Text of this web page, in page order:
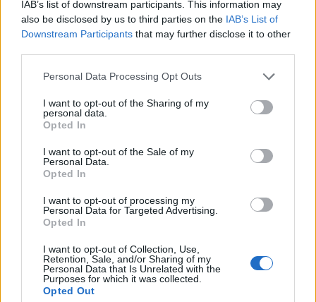
IAB’s list of downstream participants. This information may
also be disclosed by us to third parties on the IAB’s List of
Downstream Participants that may further disclose it to other
Please note that this website/app uses one or more Google
not limited to your visit or usage behaviour. You may click to
grant or deny consent to Google and its third-party tags to
use your data for below specified purposes in below Google
consent section.
Personal Data Processing Opt Outs
I want to opt-out of the Sharing of my
personal data.
Opted In
I want to opt-out of the Sale of my
Personal Data.
Opted In
I want to opt-out of processing my
Personal Data for Targeted Advertising.
Opted In
I want to opt-out of Collection, Use,
Retention, Sale, and/or Sharing of my
Personal Data that Is Unrelated with the
Purposes for which it was collected.
Opted Out
tekintettel a reklámokra. Ugyanakkor Hermann
Veronika, az ELTE Média és Kommunikáció
Tanszékének adjunktusa egy meglepő kettősségre
hívja fel a figyelmünket a női testképpel
kapcsolatban napjaink reklámjaiban. „ Nem
nagyon lehet eligazodni a fat shaming és a
testpozitív mozgalmak között. Sokan üdvözölték a
body pozitív mozgalmakat, hiszen így már
nemcsak az anorexiás fiatal nők jelentek meg
végre a médiában.
Ám rögtön ezután indult egy ellenmozgalom is,
amely azt állította, hogy a body positivity az